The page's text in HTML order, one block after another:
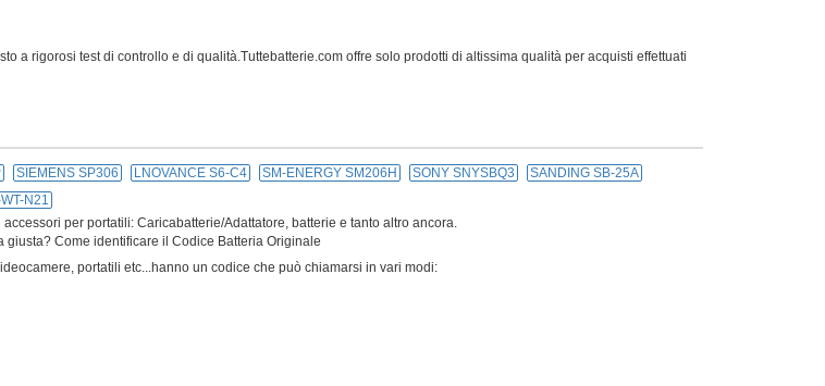
a rigorosi test di controllo e di qualità.Tuttebatterie.com offre solo prodotti di altissima qualità per acquisti effettuati
SIEMENS SP306 LNOVANCE S6-C4 SM-ENERGY SM206H SONY SNYSBQ3
SANDING SB-25A
N21
per portatili: Caricabatterie/Adattatore, batterie e tanto altro ancora.
giusta? Come identificare il Codice Batteria Originale
portatili etc...hanno un codice che può chiamarsi in vari modi: